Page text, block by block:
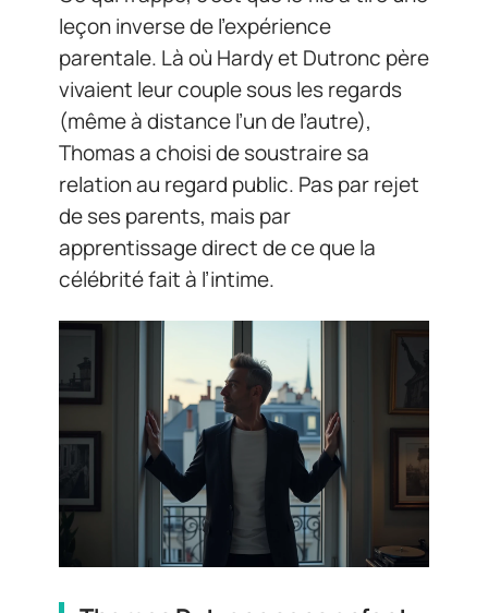
leçon inverse de l’expérience
parentale. Là où Hardy et Dutronc père
vivaient leur couple sous les regards
(même à distance l’un de l’autre),
Thomas a choisi de soustraire sa
relation au regard public. Pas par rejet
de ses parents, mais par
apprentissage direct de ce que la
célébrité fait à l’intime.